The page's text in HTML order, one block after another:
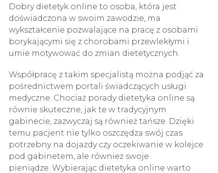
Dobry dietetyk online to osoba, która jest
doświadczona w swoim zawodzie, ma
wykształcenie pozwalające na pracę z osobami
borykającymi się z chorobami przewlekłymi i
umie motywować do zmian dietetycznych.
Współpracę z takim specjalistą można podjąć za
pośrednictwem portali świadczących usługi
medyczne. Chociaż porady dietetyka online są
równie skuteczne, jak te w tradycyjnym
gabinecie, zazwyczaj są również tańsze. Dzięki
temu pacjent nie tylko oszczędza swój czas
potrzebny na dojazdy czy oczekiwanie w kolejce
pod gabinetem, ale również swoje
pieniądze. Wybierając dietetyka online warto